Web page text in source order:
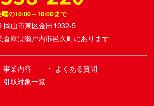
の10:00～18:00まで
山市東区金田1032-5
庫は瀬戸内市邑久町にあります
事業内容
・ よくある質問
引取対象一覧